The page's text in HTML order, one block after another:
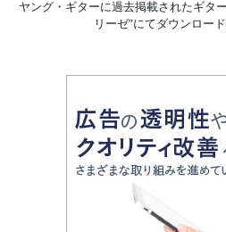
ヤング・ギターに過去掲載されたギタ
リーゼ”にてダウンロー